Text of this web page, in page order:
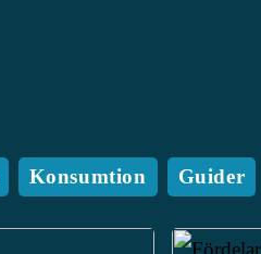
Konsumtion Guider